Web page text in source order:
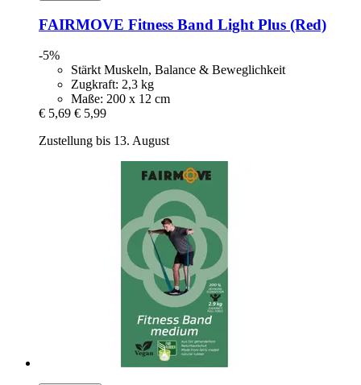
FAIRMOVE Fitness Band Light Plus (Red)
-5%
Stärkt Muskeln, Balance & Beweglichkeit
Zugkraft: 2,3 kg
Maße: 200 x 12 cm
€ 5,69 € 5,99
Zustellung bis 13. August